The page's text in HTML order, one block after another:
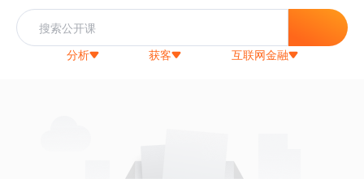
分析 获客 互联网金融